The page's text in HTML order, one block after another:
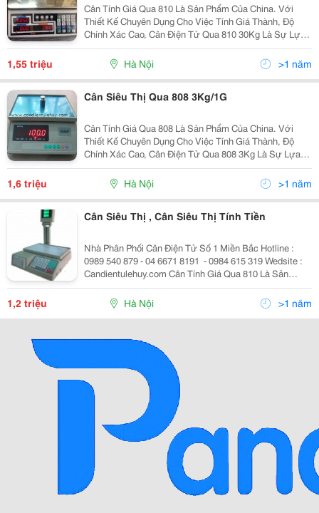
Cân Tính Giá Qua 810 Là Sản Phẩm Của China. Với
Thiết Kế Chuyên Dụng Cho Việc Tính Giá Thành, Độ
Chính Xác Cao, Cân Điện Tử Qua 810 30Kg Là Sự Lựa
Chọn Hàng Đầu Cho Các Hộ Kinh Doanh, Siêu Thị, Tạp
Hóa&Hellip; Đặc Điểm Nổi Bật: Thiết Kế Chắc
1,55 triệu Hà Nội >1 năm
Cân Siêu Thị Qua 808 3Kg/1G
Cân Tính Giá Qua 808 Là Sản Phẩm Của China. Với
Thiết Kế Chuyên Dụng Cho Việc Tính Giá Thành, Độ
Chính Xác Cao, Cân Điện Tử Qua 808 3Kg Là Sự Lựa
Chọn Hàng Đầu Cho Các Hộ Kinh Doanh, Siêu Thị, Tạp
Hóa&Hellip; Đặc Điểm Nổi Bật: Thiết Kế Chắc
1,6 triệu Hà Nội >1 năm
Cân Siêu Thị , Cân Siêu Thị Tính Tiền
Nhà Phân Phối Cân Điện Tử Số 1 Miền Bắc Hotline :
0989 540 879 - 04 6671 8191 ​ - 0984 615 319 Wedsite :
Candientulehuy.com Cân Tính Giá Qua 810 Là Sản
Phẩm Của China. Với Thiết Kế Chuyên Dụng Cho Việc
Tính Giá Thành, Độ Chính X
1,2 triệu Hà Nội >1 năm